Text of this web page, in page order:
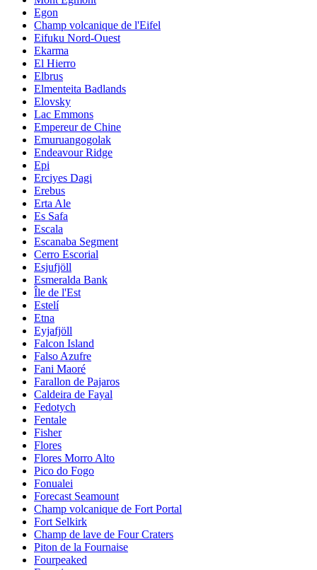
Egon
Champ volcanique de l'Eifel
Eifuku Nord-Ouest
Ekarma
El Hierro
Elbrus
Elmenteita Badlands
Elovsky
Lac Emmons
Empereur de Chine
Emuruangogolak
Endeavour Ridge
Epi
Erciyes Dagi
Erebus
Erta Ale
Es Safa
Escala
Escanaba Segment
Cerro Escorial
Esjufjöll
Esmeralda Bank
Île de l'Est
Estelí
Etna
Eyjafjöll
Falcon Island
Falso Azufre
Fani Maoré
Farallon de Pajaros
Caldeira de Fayal
Fedotych
Fentale
Fisher
Flores
Flores Morro Alto
Pico do Fogo
Fonualei
Forecast Seamount
Champ volcanique de Fort Portal
Fort Selkirk
Champ de lave de Four Craters
Piton de la Fournaise
Fourpeaked